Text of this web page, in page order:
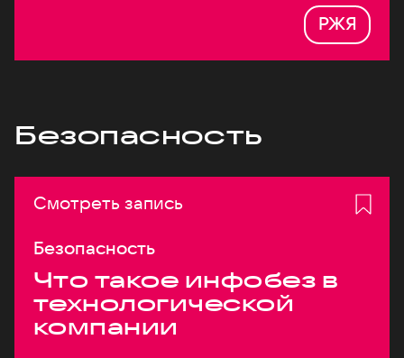
РЖЯ
Безопасность
Смотреть запись
Безопасность
Что такое инфобез в
технологической
компании